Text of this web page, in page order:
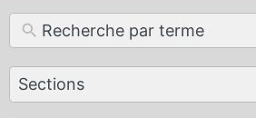
Sections
12
results